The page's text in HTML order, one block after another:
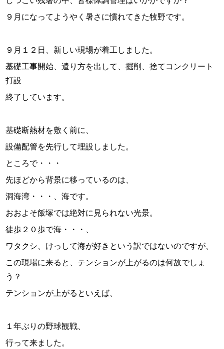
スタッフ紹介
９月になってようやく暑さに慣れてきた牧野です。
９月１２日、新しい現場が着工しました。
基礎工事開始、遣り方を出して、掘削、捨てコンクリート
打設
終了しています。
基礎断熱材を敷く前に、
設備配管を先行して埋設しました。
ところで・・・
先ほどから背景に移っているのは、
洞海湾・・・、海です。
おおよそ飯塚では絶対に見られない光景。
徒歩２０歩で海・・・、
ワタクシ、けっして海が好きという訳ではないのですが、
この現場に来ると、テンションが上がるのは何故でしょ
う？
テンションが上がるといえば、
１年ぶりの野球観戦、
行って来ました。